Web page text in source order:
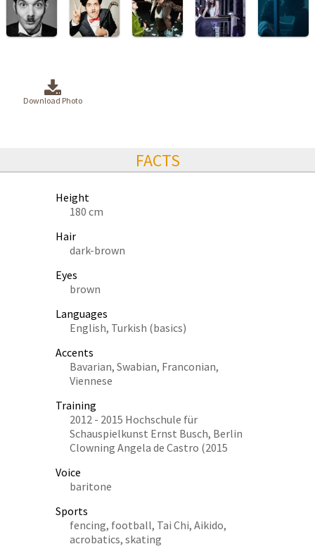
Download Photo
FACTS
Height
180 cm
Hair
dark-brown
Eyes
brown
Languages
English, Turkish (basics)
Accents
Bavarian, Swabian, Franconian,
Viennese
Training
2012 - 2015 Hochschule für
Schauspielkunst Ernst Busch, Berlin
Clowning Angela de Castro (2015
Voice
baritone
Sports
fencing, football, Tai Chi, Aikido,
acrobatics, skating